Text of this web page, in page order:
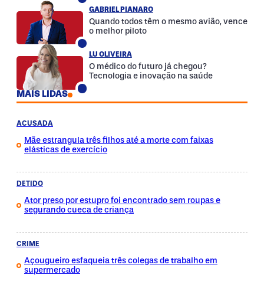
MAIS LIDAS
ACUSADA
Mãe estrangula três filhos até a morte com faixas
elásticas de exercício
DETIDO
Ator preso por estupro foi encontrado sem roupas e
segurando cueca de criança
CRIME
Açougueiro esfaqueia três colegas de trabalho em
supermercado
GABRIEL PIANARO
Quando todos têm o mesmo avião, vence
o melhor piloto
LU OLIVEIRA
O médico do futuro já chegou?
Tecnologia e inovação na saúde